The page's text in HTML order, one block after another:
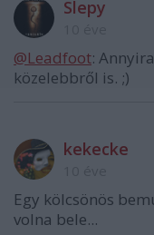
Slepy
@Leadfoot:
közelebbről is. ;)
kekecke
Egy kölcsönös
volna bele...